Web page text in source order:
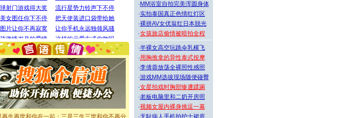
圣诞节到了，想想没什么送给你的，又不打算给
只有给你五千万：千万快乐！千万要健康！千万
千万要知足！千万不要忘记我！
不只这样的日子才会想起你,而是这样的日子才
地骚扰你,告诉你,圣诞要快乐!新年要快乐!天天
!
奉上一颗祝福的心,在这个特别的日子里,愿幸福,
,鲜花,一切美好的祝愿与你同在.圣诞快乐!
你我会触电；看不到你我要充电；没有你我会
是我职业，想你是我事业，抱你是我特长，吻
业！水晶之恋祝你新年快乐
上天让我许三个愿望，一是今生今世和你在一
· MM浴室自拍完美浑圆身体
·实拍泰国真正色情红灯区
·裸拼AV女优翁红日本脱光
·女孩旅店偷情被暗拍全程
·半裸女高空玩跳伞乳横飞
·用胸推拿的异性泰式按摩
·李倩蓉放荡全裸照性感照
·游戏MM选拔现场随便碰臀
·女星拍戏时胸部惨遭蹂躏
·老板电脑里和二奶开房照
·视频女屋内裸身挑逗一幕
·无耻病人手机拍护士裙底